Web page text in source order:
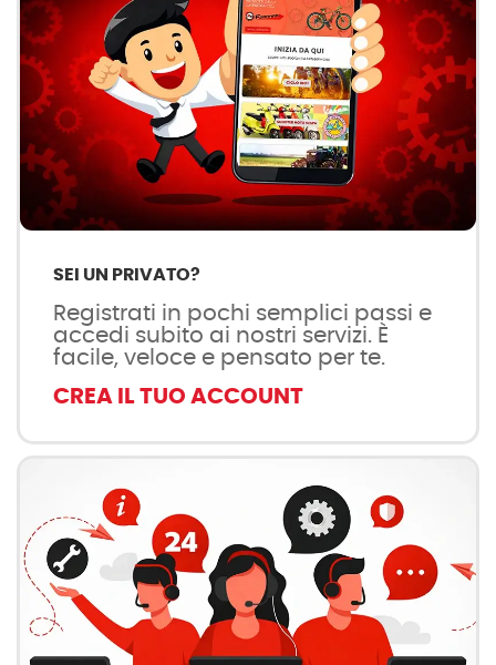
SEI UN PRIVATO?
Registrati in pochi semplici passi e
accedi subito ai nostri servizi. È
facile, veloce e pensato per te.
CREA IL TUO ACCOUNT